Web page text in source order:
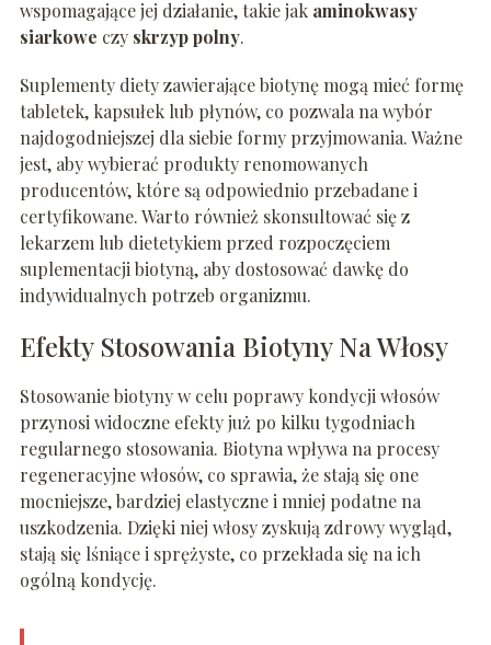
wspomagające jej działanie, takie jak aminokwasy
siarkowe czy skrzyp polny.
Suplementy diety zawierające biotynę mogą mieć formę
tabletek, kapsułek lub płynów, co pozwala na wybór
najdogodniejszej dla siebie formy przyjmowania. Ważne
jest, aby wybierać produkty renomowanych
producentów, które są odpowiednio przebadane i
certyfikowane. Warto również skonsultować się z
lekarzem lub dietetykiem przed rozpoczęciem
suplementacji biotyną, aby dostosować dawkę do
indywidualnych potrzeb organizmu.
Efekty Stosowania Biotyny Na Włosy
Stosowanie biotyny w celu poprawy kondycji włosów
przynosi widoczne efekty już po kilku tygodniach
regularnego stosowania. Biotyna wpływa na procesy
regeneracyjne włosów, co sprawia, że stają się one
mocniejsze, bardziej elastyczne i mniej podatne na
uszkodzenia. Dzięki niej włosy zyskują zdrowy wygląd,
stają się lśniące i sprężyste, co przekłada się na ich
ogólną kondycję.